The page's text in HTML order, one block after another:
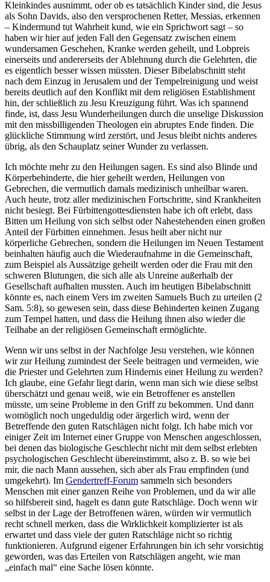
Kleinkindes ausnimmt, oder ob es tatsächlich Kinder sind, die Jesus
als Sohn Davids, also den versprochenen Retter, Messias, erkennen
– Kindermund tut Wahrheit kund, wie ein Sprichwort sagt – so
haben wir hier auf jeden Fall den Gegensatz zwischen einem
wundersamen Geschehen, Kranke werden geheilt, und Lobpreis
einerseits und andererseits der Ablehnung durch die Gelehrten, die
es eigentlich besser wissen müssten. Dieser Bibelabschnitt steht
nach dem Einzug in Jerusalem und der Tempelreinigung und weist
bereits deutlich auf den Konflikt mit dem religiösen Establishment
hin, der schließlich zu Jesu Kreuzigung führt. Was ich spannend
finde, ist, dass Jesu Wunderheilungen durch die unselige Diskussion
mit den missbilligenden Theologen ein abruptes Ende finden. Die
glückliche Stimmung wird zerstört, und Jesus bleibt nichts anderes
übrig, als den Schauplatz seiner Wunder zu verlassen.
Ich möchte mehr zu den Heilungen sagen. Es sind also Blinde und
Körperbehinderte, die hier geheilt werden, Heilungen von
Gebrechen, die vermutlich damals medizinisch unheilbar waren.
Auch heute, trotz aller medizinischen Fortschritte, sind Krankheiten
nicht besiegt. Bei Fürbittengottesdiensten habe ich oft erlebt, dass
Bitten um Heilung von sich selbst oder Nahestehenden einen großen
Anteil der Fürbitten einnehmen. Jesus heilt aber nicht nur
körperliche Gebrechen, sondern die Heilungen im Neuen Testament
beinhalten häufig auch die Wiederaufnahme in die Gemeinschaft,
zum Beispiel als Aussätzige geheilt werden oder die Frau mit den
schweren Blutungen, die sich alle als Unreine außerhalb der
Gesellschaft aufhalten mussten. Auch im heutigen Bibelabschnitt
könnte es, nach einem Vers im zweiten Samuels Buch zu urteilen (2
Sam. 5:8), so gewesen sein, dass diese Behinderten keinen Zugang
zum Tempel hatten, und dass die Heilung ihnen also wieder die
Teilhabe an der religiösen Gemeinschaft ermöglichte.
Wenn wir uns selbst in der Nachfolge Jesu verstehen, wie können
wir zur Heilung zumindest der Seele beitragen und vermeiden, wie
die Priester und Gelehrten zum Hindernis einer Heilung zu werden?
Ich glaube, eine Gefahr liegt darin, wenn man sich wie diese selbst
überschätzt und genau weiß, wie ein Betroffener es anstellen
müsste, um seine Probleme in den Griff zu bekommen. Und dann
womöglich noch ungeduldig oder ärgerlich wird, wenn der
Betreffende den guten Ratschlägen nicht folgt. Ich habe mich vor
einiger Zeit im Internet einer Gruppe von Menschen angeschlossen,
bei denen das biologische Geschlecht nicht mit dem selbst erlebten
psychologischen Geschlecht übereinstimmt, also z. B. so wie bei
mir, die nach Mann aussehen, sich aber als Frau empfinden (und
umgekehrt). Im Gendertreff-Forum sammeln sich besonders
Menschen mit einer ganzen Reihe von Problemen, und da wir alle
so hilfsbereit sind, hagelt es dann gute Ratschläge. Doch wenn wir
selbst in der Lage der Betroffenen wären, würden wir vermutlich
recht schnell merken, dass die Wirklichkeit komplizierter ist als
erwartet und dass viele der guten Ratschläge nicht so richtig
funktionieren. Aufgrund eigener Erfahrungen bin ich sehr vorsichtig
geworden, was das Erteilen von Ratschlägen angeht, wie man
„einfach mal“ eine Sache lösen könnte.